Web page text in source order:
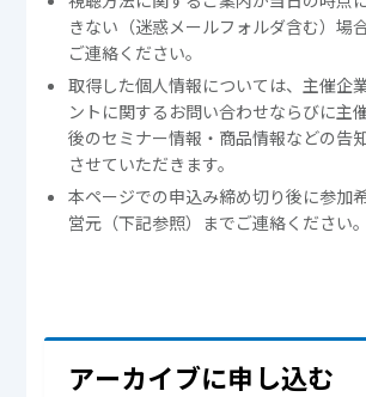
きない（迷惑メールフォルダ含む）場
ご連絡ください。
取得した個人情報については、主催企
ントに関するお問い合わせならびに主
後のセミナー情報・商品情報などの告
させていただきます。
本ページでの申込み締め切り後に参加
営元（下記参照）までご連絡ください。
アーカイブに申し込む